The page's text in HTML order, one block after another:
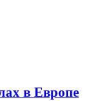
в Европе